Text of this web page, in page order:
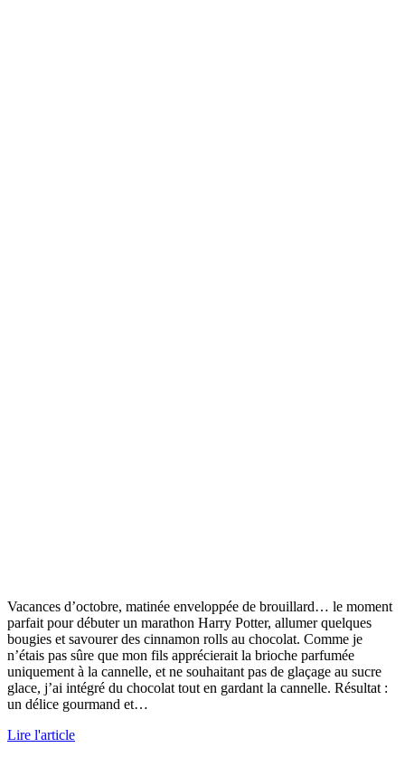
Vacances d’octobre, matinée enveloppée de brouillard… le moment
parfait pour débuter un marathon Harry Potter, allumer quelques
bougies et savourer des cinnamon rolls au chocolat. Comme je
n’étais pas sûre que mon fils apprécierait la brioche parfumée
uniquement à la cannelle, et ne souhaitant pas de glaçage au sucre
glace, j’ai intégré du chocolat tout en gardant la cannelle. Résultat :
un délice gourmand et…
Lire l'article